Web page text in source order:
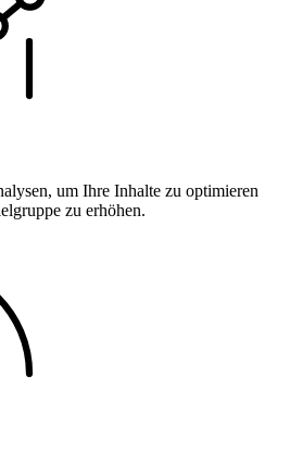
um Ihre Inhalte zu optimieren
zu erhöhen.